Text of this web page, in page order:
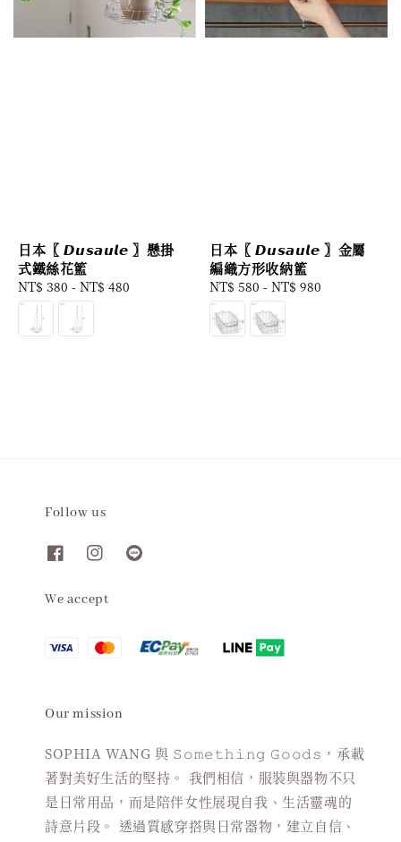
日本〖 𝘿𝙪𝙨𝙖𝙪𝙡𝙚 〗懸掛
式鐵絲花籃
Regular
price
NT$ 380 - NT$ 480
日本〖 𝘿𝙪𝙨𝙖𝙪𝙡𝙚 〗金屬
編織方形收納籃
Regular
price
NT$ 580 - NT$ 980
Follow us
We accept
Our mission
SOPHIA WANG 與 𝚂𝚘𝚖𝚎𝚝𝚑𝚒𝚗𝚐 𝙶𝚘𝚘𝚍𝚜，承載
著對美好生活的堅持。 我們相信，服裝與器物不只
是日常用品，而是陪伴女性展現自我、生活靈魂的
詩意片段。 透過質感穿搭與日常器物，建立自信、